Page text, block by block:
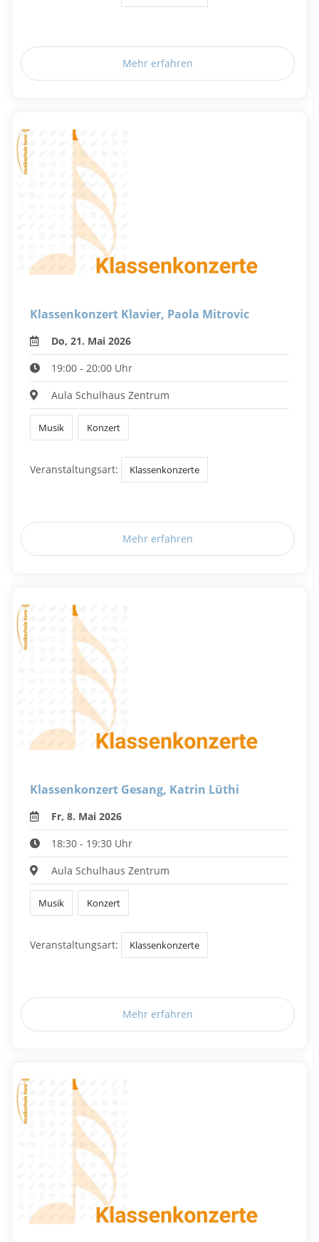
Mehr erfahren
Klassenkonzert Klavier, Paola Mitrovic
Do, 21. Mai 2026
19:00 - 20:00 Uhr
Aula Schulhaus Zentrum
Musik Konzert
Veranstaltungsart: Klassenkonzerte
Mehr erfahren
Klassenkonzert Gesang, Katrin Lüthi
Fr, 8. Mai 2026
18:30 - 19:30 Uhr
Aula Schulhaus Zentrum
Musik Konzert
Veranstaltungsart: Klassenkonzerte
Mehr erfahren